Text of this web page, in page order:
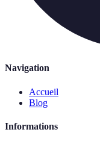
Navigation
Accueil
Blog
Informations